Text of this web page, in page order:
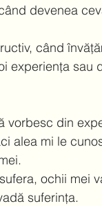
devenea
când
experiența sau
vorbesc din
alea mi le
ochii mei
suferința.